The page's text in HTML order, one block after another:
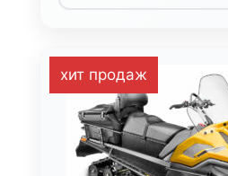
хит продаж